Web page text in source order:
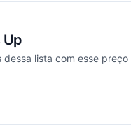
Up
lista com esse preço